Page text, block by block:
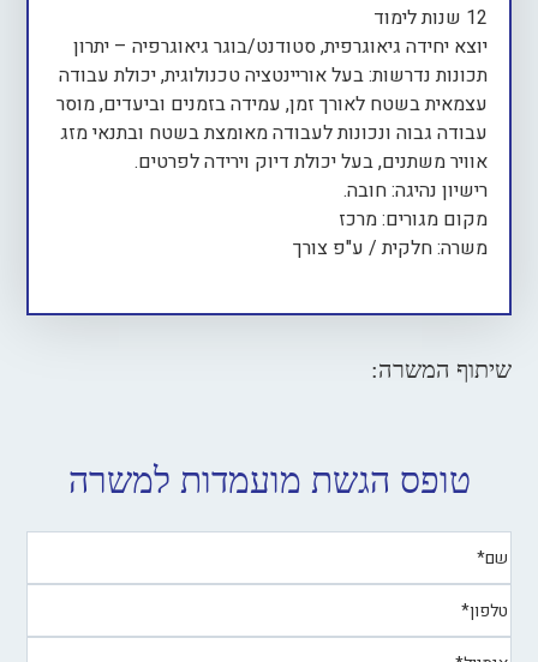
12 שנות לימוד
יוצא יחידה גיאוגרפית, סטודנט/בוגר גיאוגרפיה – יתרון
תכונות נדרשות: בעל אוריינטציה טכנולוגית, יכולת עבודה
עצמאית בשטח לאורך זמן, עמידה בזמנים וביעדים, מוסר
עבודה גבוה ונכונות לעבודה מאומצת בשטח ובתנאי מזג
אוויר משתנים, בעל יכולת דיוק וירידה לפרטים.
רישיון נהיגה: חובה.
מקום מגורים: מרכז
משרה: חלקית / ע"פ צורך
שיתוף המשרה:
טופס הגשת מועמדות למשרה